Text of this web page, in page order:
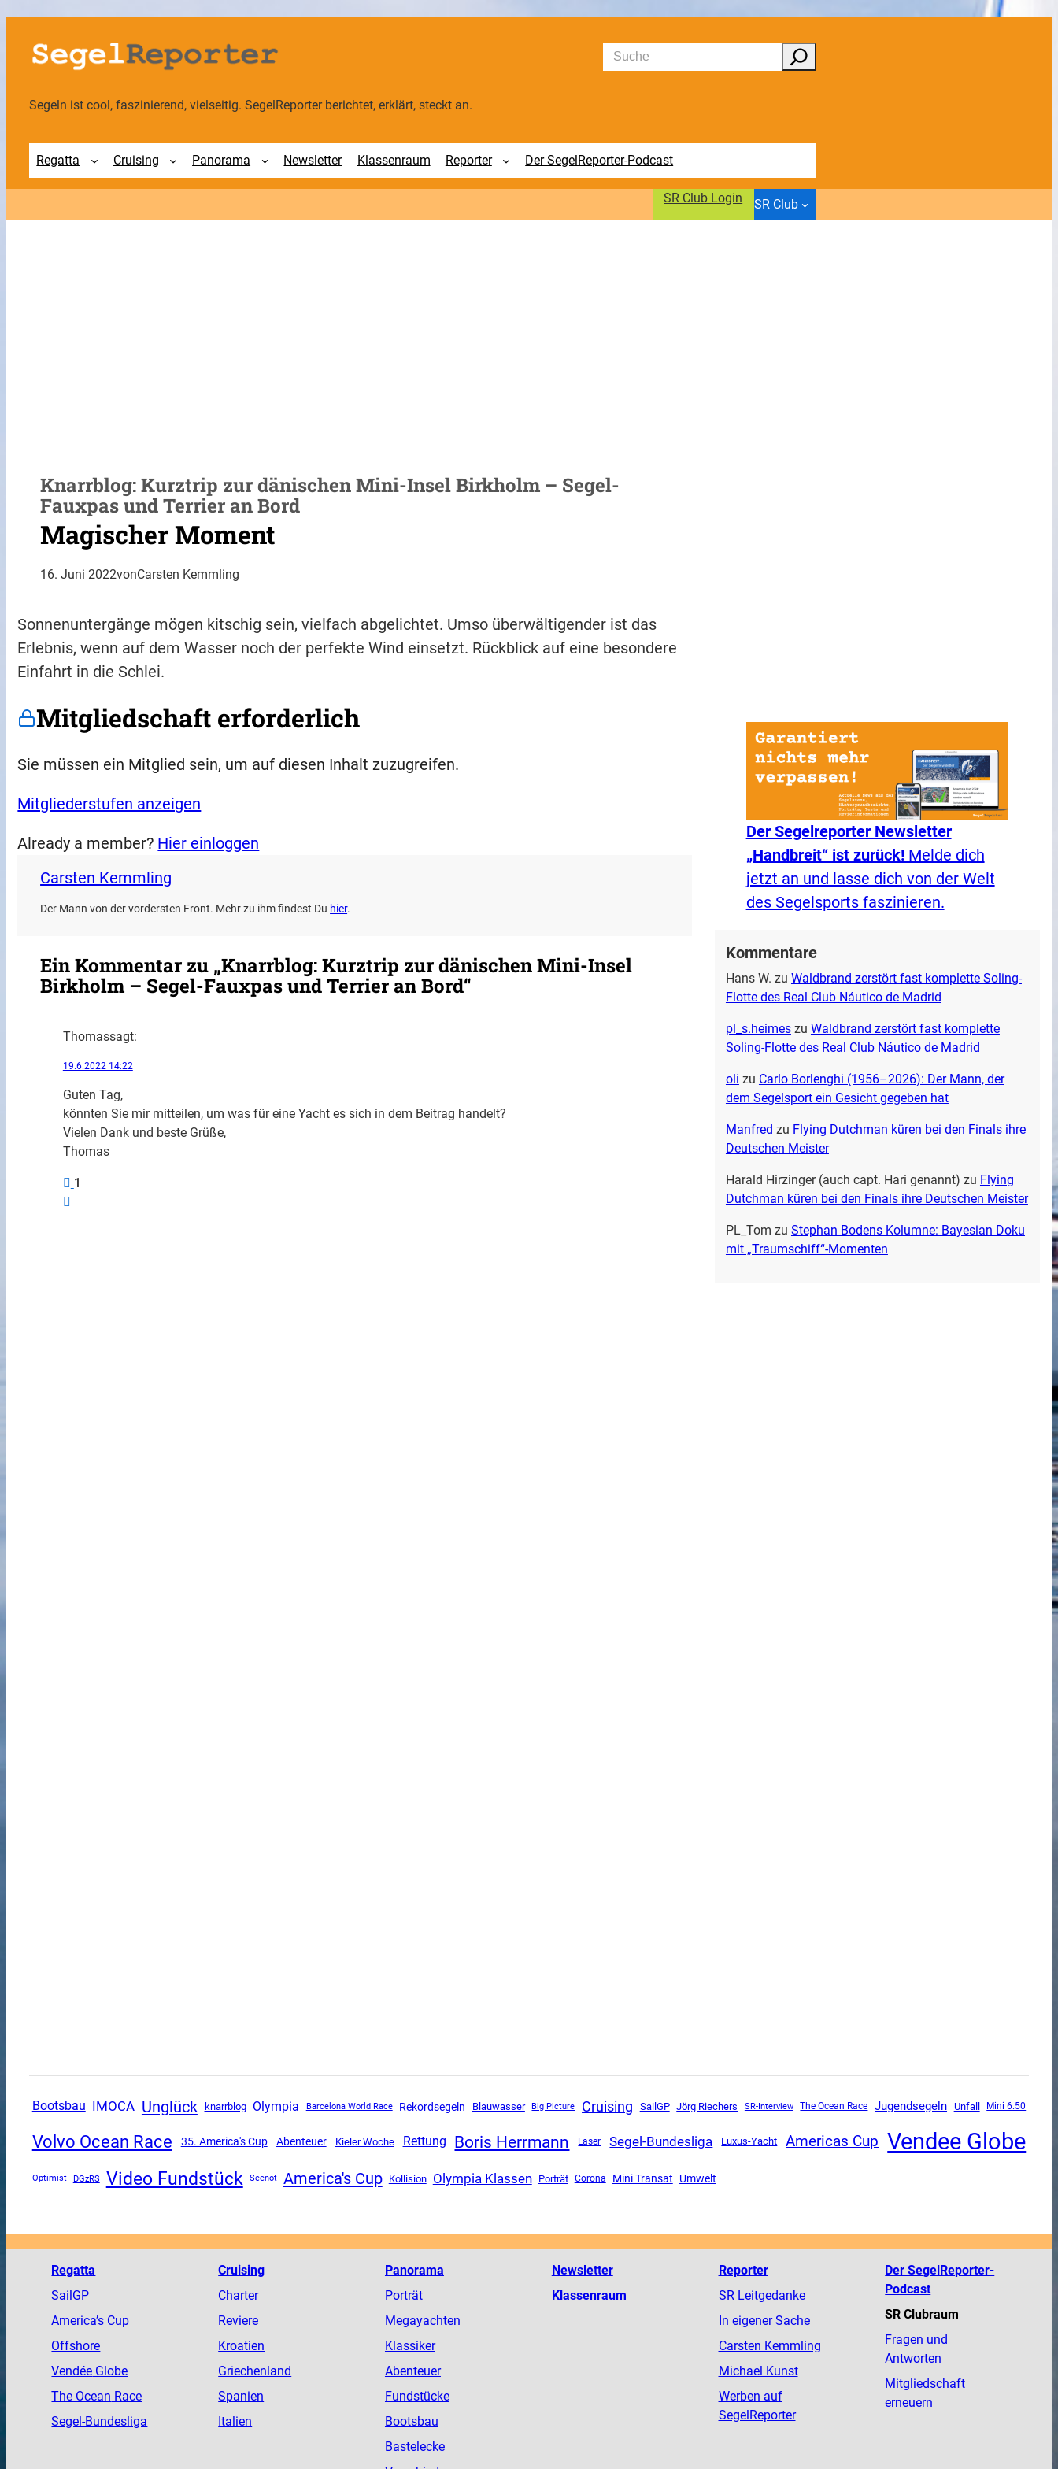
Zum
Inhalt
springen
Suchen
Segeln ist cool, faszinierend, vielseitig. SegelReporter berichtet, erklärt, steckt an.
Regatta Cruising Panorama Newsletter Klassenraum Reporter Der SegelReporter-Podcast
SR Club Login SR Club
Knarrblog: Kurztrip zur dänischen Mini-Insel Birkholm – Segel-
Fauxpas und Terrier an Bord
Magischer Moment
16. Juni 2022vonCarsten Kemmling
Sonnenuntergänge mögen kitschig sein, vielfach abgelichtet. Umso überwältigender ist das
Erlebnis, wenn auf dem Wasser noch der perfekte Wind einsetzt. Rückblick auf eine besondere
Einfahrt in die Schlei.
Mitgliedschaft erforderlich
Sie müssen ein Mitglied sein, um auf diesen Inhalt zuzugreifen.
Mitgliederstufen anzeigen
Already a member? Hier einloggen
Carsten Kemmling
Der Mann von der vordersten Front. Mehr zu ihm findest Du hier.
Ein Kommentar zu „Knarrblog: Kurztrip zur dänischen Mini-Insel
Birkholm – Segel-Fauxpas und Terrier an Bord“
Thomassagt:
19.6.2022 14:22
Guten Tag,
könnten Sie mir mitteilen, um was für eine Yacht es sich in dem Beitrag handelt?
Vielen Dank und beste Grüße,
Thomas
1
Der Segelreporter Newsletter
„Handbreit“ ist zurück!Melde dich
jetzt an und lasse dich von der Welt
des Segelsports faszinieren.
Kommentare
Hans W. zu Waldbrand zerstört fast komplette Soling-
Flotte des Real Club Náutico de Madrid
pl_s.heimeszu Waldbrand zerstört fast komplette
Soling-Flotte des Real Club Náutico de Madrid
oli zu Carlo Borlenghi (1956–2026): Der Mann, der
dem Segelsport ein Gesicht gegeben hat
Manfred zu Flying Dutchman küren bei den Finals ihre
Deutschen Meister
Harald Hirzinger (auch capt. Hari genannt) zu Flying
Dutchman küren bei den Finals ihre Deutschen Meister
PL_Tom zu Stephan Bodens Kolumne: Bayesian Doku
mit „Traumschiff“-Momenten
Bootsbau IMOCA Unglück knarrblog Olympia Barcelona World Race Rekordsegeln Blauwasser Big Picture Cruising SailGP Jörg Riechers SR-Interview The Ocean Race Jugendsegeln Unfall Mini 6.50
Volvo Ocean Race 35. America's Cup Abenteuer Kieler Woche Rettung Boris Herrmann Laser Segel-Bundesliga Luxus-Yacht Americas Cup Vendee Globe
Optimist DGzRS Video Fundstück Seenot America's Cup Kollision Olympia Klassen Porträt Corona Mini Transat Umwelt
Regatta
SailGP
America’s Cup
Offshore
Vendée Globe
The Ocean Race
Segel-Bundesliga
Cruising
Charter
Reviere
Kroatien
Griechenland
Spanien
Italien
Panorama
Porträt
Megayachten
Klassiker
Abenteuer
Fundstücke
Bootsbau
Bastelecke
Newsletter
Klassenraum
Reporter
SR Leitgedanke
In eigener Sache
Carsten Kemmling
Michael Kunst
Werben auf
SegelReporter
Der SegelReporter-
Podcast
SR Clubraum
Fragen und
Antworten
Mitgliedschaft
erneuern